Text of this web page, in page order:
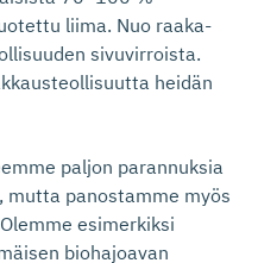
liima. Nuo raaka-
sivuvirroista.
heidän
paljon parannuksia
mutta panostamme myös
esimerkiksi
biohajoavan